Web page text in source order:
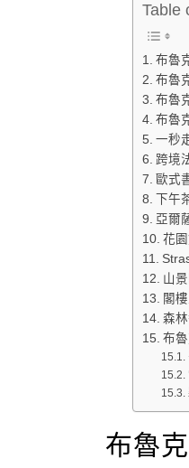
Table
布魯
布魯
布魯
布魯
一秒
跨境
歐式
下午
亞爾
花
山
閣
森
布
布魯